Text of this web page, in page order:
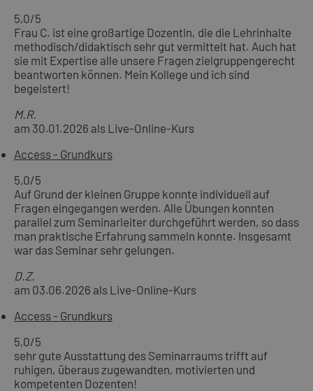
5,0/5
Frau C. ist eine großartige Dozentin, die die Lehrinhalte
methodisch/didaktisch sehr gut vermittelt hat. Auch hat
sie mit Expertise alle unsere Fragen zielgruppengerecht
beantworten können. Mein Kollege und ich sind
begeistert!
M.R.
am 30.01.2026 als Live-Online-Kurs
Access - Grundkurs
5,0/5
Auf Grund der kleinen Gruppe konnte individuell auf
Fragen eingegangen werden. Alle Übungen konnten
parallel zum Seminarleiter durchgeführt werden, so dass
man praktische Erfahrung sammeln konnte. Insgesamt
war das Seminar sehr gelungen.
D.Z.
am 03.06.2026 als Live-Online-Kurs
Access - Grundkurs
5,0/5
sehr gute Ausstattung des Seminarraums trifft auf
ruhigen, überaus zugewandten, motivierten und
kompetenten Dozenten!